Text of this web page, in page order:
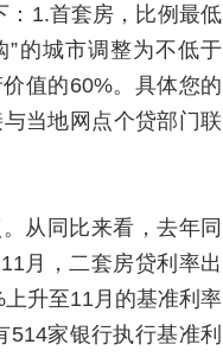
：1.首套房，比例最低
”的城市调整为不低于
值的60%。具体您的
当地网点个贷部门联
从同比来看，去年同
月，二套房贷利率出
升至11月的基准利率
家银行执行基准利